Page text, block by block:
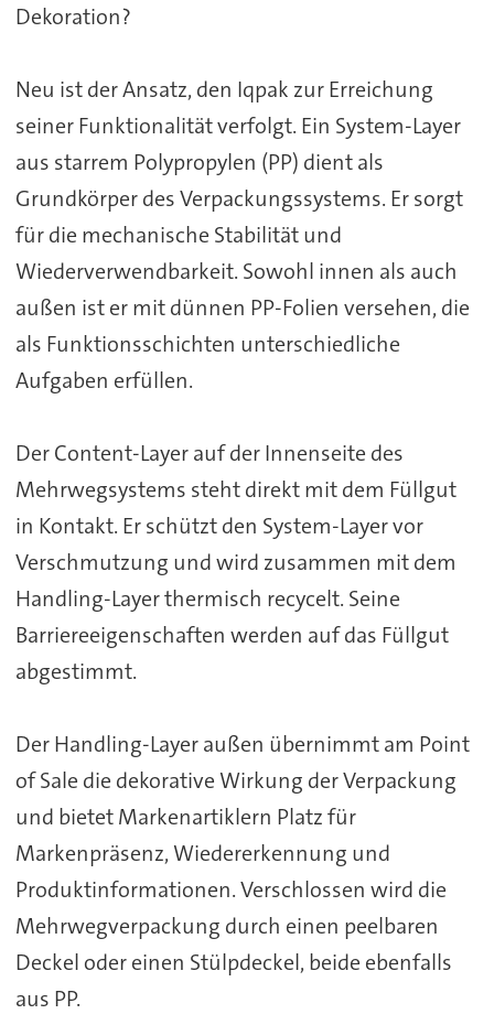
Dekoration?
Neu ist der Ansatz, den Iqpak zur Erreichung
seiner Funktionalität verfolgt. Ein System-Layer
aus starrem Polypropylen (PP) dient als
Grundkörper des Verpackungssystems. Er sorgt
für die mechanische Stabilität und
Wiederverwendbarkeit. Sowohl innen als auch
außen ist er mit dünnen PP-Folien versehen, die
als Funktionsschichten unterschiedliche
Aufgaben erfüllen.
Der Content-Layer auf der Innenseite des
Mehrwegsystems steht direkt mit dem Füllgut
in Kontakt. Er schützt den System-Layer vor
Verschmutzung und wird zusammen mit dem
Handling-Layer thermisch recycelt. Seine
Barriereeigenschaften werden auf das Füllgut
abgestimmt.
Der Handling-Layer außen übernimmt am Point
of Sale die dekorative Wirkung der Verpackung
und bietet Markenartiklern Platz für
Markenpräsenz, Wiedererkennung und
Produktinformationen. Verschlossen wird die
Mehrwegverpackung durch einen peelbaren
Deckel oder einen Stülpdeckel, beide ebenfalls
aus PP.